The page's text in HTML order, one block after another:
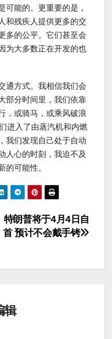
可能的。更重要的是，
和残疾人提供更多的交
多的公平。它们甚至会
为大多数正在开发的也
通方式。我相信我们会
部分时间里，我们依靠
，或骑马，或乘风破浪
进入了由蒸汽机和内燃
我们发现自己处于自动
人心的时刻，我迫不及
的可能性。
特朗普将于4月4日自
首 预计不会戴手铐
辑